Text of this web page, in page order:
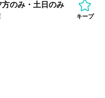
のみ・土日のみ
キープ